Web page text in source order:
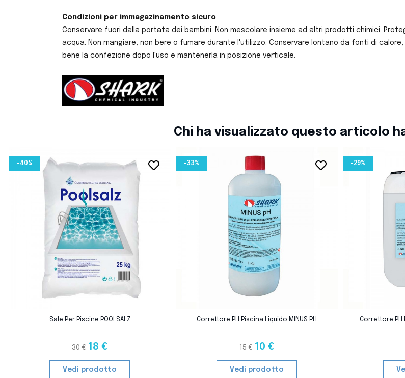
Condizioni per immagazinamento sicuro
Conservare fuori dalla portata dei bambini. Non mescolare insieme ad altri prodotti chimici.
acqua. Non mangiare, non bere o fumare durante l'utilizzo. Conservare lontano da fonti di
bene la confezione dopo l'uso e mantenerla in posizione verticale.
Chi ha visualizzato questo articolo
favorite_border
Sale Per Piscine POOLSALZ
30 € 18 €
-40%
Vedi prodotto
favorite_border
Correttore PH Piscina Liquido MINUS PH
15 € 10 €
-33%
Vedi prodotto
Correttore PH
-29%